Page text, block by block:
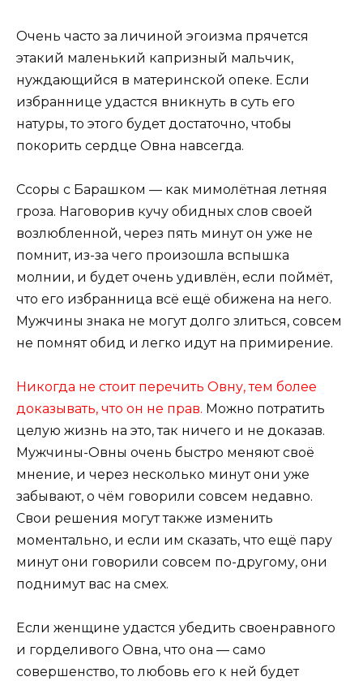
Очень часто за личиной эгоизма прячется
этакий маленький капризный мальчик,
нуждающийся в материнской опеке. Если
избраннице удастся вникнуть в суть его
натуры, то этого будет достаточно, чтобы
покорить сердце Овна навсегда.
Ссоры с Барашком — как мимолётная летняя
гроза. Наговорив кучу обидных слов своей
возлюбленной, через пять минут он уже не
помнит, из-за чего произошла вспышка
молнии, и будет очень удивлён, если поймёт,
что его избранница всё ещё обижена на него.
Мужчины знака не могут долго злиться, совсем
не помнят обид и легко идут на примирение.
Никогда не стоит перечить Овну, тем более
доказывать, что он не прав. Можно потратить
целую жизнь на это, так ничего и не доказав.
Мужчины-Овны очень быстро меняют своё
мнение, и через несколько минут они уже
забывают, о чём говорили совсем недавно.
Свои решения могут также изменить
моментально, и если им сказать, что ещё пару
минут они говорили совсем по-другому, они
поднимут вас на смех.
Если женщине удастся убедить своенравного
и горделивого Овна, что она — само
совершенство, то любовь его к ней будет